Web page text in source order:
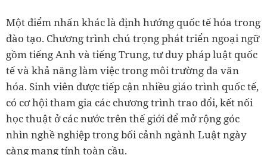
Một điểm nhấn khác là định hướng quốc tế hóa trong
đào tạo. Chương trình chú trọng phát triển ngoại ngữ
gồm tiếng Anh và tiếng Trung, tư duy pháp luật quốc
tế và khả năng làm việc trong môi trường đa văn
hóa. Sinh viên được tiếp cận nhiều giáo trình quốc tế,
có cơ hội tham gia các chương trình trao đổi, kết nối
học thuật ở các nước trên thế giới để mở rộng góc
nhìn nghề nghiệp trong bối cảnh ngành Luật ngày
càng mang tính toàn cầu.